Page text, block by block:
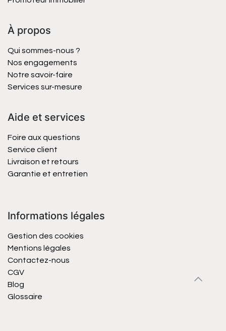
À propos
Qui sommes-nous ?
Nos engagements
Notre savoir-faire
Services sur-mesure
Aide et services
Foire aux questions
Service client
Livraison et retours
Garantie et entretien
Informations légales
Gestion des cookies
Mentions légales
Contactez-nous
CGV
Blog
Glossaire